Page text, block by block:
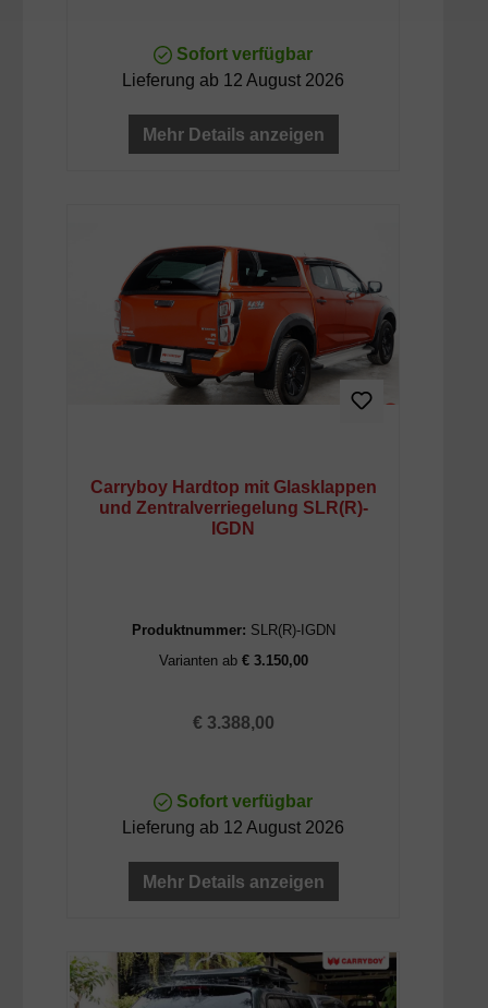
Sofort verfügbar
Lieferung ab 12 August 2026
Mehr Details anzeigen
Carryboy Hardtop mit Glasklappen
und Zentralverriegelung SLR(R)-
IGDN
Produktnummer: SLR(R)-IGDN
Varianten ab€ 3.150,00
Regulärer Preis:
€ 3.388,00
Sofort verfügbar
Lieferung ab 12 August 2026
Mehr Details anzeigen